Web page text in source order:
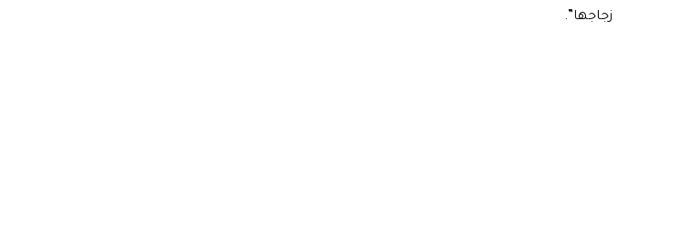
زجاجها”.